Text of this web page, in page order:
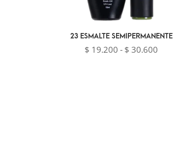
23 ESMALTE SEMIPERMANENTE
$ 19.200 - $ 30.600